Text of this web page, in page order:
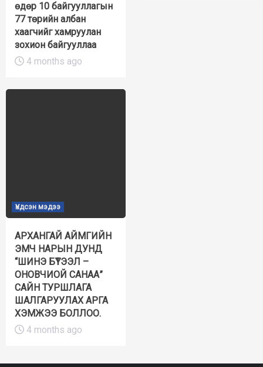
өдөр 10 байгууллагын
77 төрийн албан
хаагчийг хамруулан
зохион байгууллаа
4 months ago
Үндсэн мэдээ
АРХАНГАЙ АЙМГИЙН
ЭМЧ НАРЫН ДУНД
“ШИНЭ БҮТЭЭЛ –
ОНОВЧИОЙ САНАА”
САЙН ТУРШЛАГА
ШАЛГАРУУЛАХ АРГА
ХЭМЖЭЭ БОЛЛОО.
4 months ago